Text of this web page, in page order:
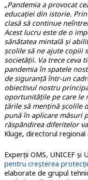
„Pandemia a provocat
educației din istorie.
clasă să continue
Acest lucru este de o
sănătatea mintală și
școlile să ne ajute copiii
societății. Va trece ceva
pandemia în spatele
de siguranță într-un
obiectivul nostru
oportunitățile pe care le
țările să mențină școlile
pună în aplicare măsuri
răspândirea diferitelor
Kluge, directorul regional
Experții OMS, UNICEF și
pentru creșterea
elaborate de grupul